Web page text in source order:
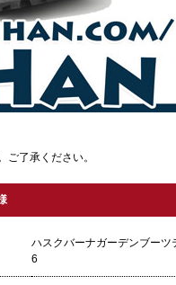
了承ください。
ハスクバーナガーデンブーツ
6